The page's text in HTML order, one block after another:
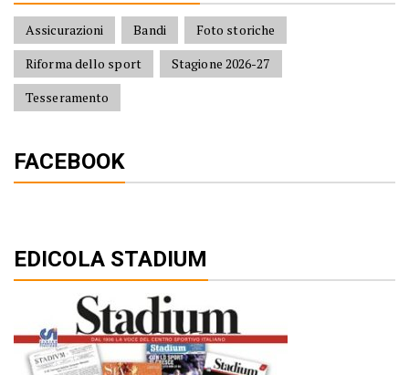
Assicurazioni Bandi
Foto storiche
Riforma dello sport
Stagione 2026-27
Tesseramento
FACEBOOK
EDICOLA STADIUM